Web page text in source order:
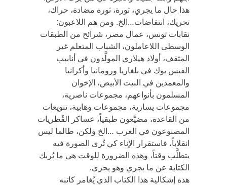
هذا حال ما يجري، ثورة، ثورة مضادة، حراك،
تحريك، انتفاضات…الخ. ومن هم اللاعبون:
نقابات تونس، عمال مصر، شرائح من الطبقات
الوسطى اللاعاملون، الشباب المتعلم غير
المثقف، أولاد هيلاري المولَّدون في أنابيب
الفيس بوك في بلغاريا ورومانيا وأكرانيا
والمعمدين في البيت الأبيض، الإخوان
المسلمون بأنواعهم، مجموعات ناصرية،
مجموعات يسارية، مجموعات وهابية، تنويعات
من القاعدة، مضيَّعون طبقياً، عساكر القُطريات
المصنوعون في الغرب …الخ ولكن، طالما ليس
انقلاباً، فاستقرار الإناء كي تُرى الصورة فيه
يتطلَّب وقتاً، وهذه الضرورة للوقت هي ما يُربك
الكتابة عن ما يجري وهو يجري.
هذه إشكالية هذا الكتاب الذي يُغامر كاتبه